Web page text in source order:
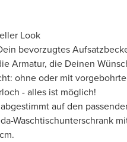
Look
bevorzugtes
Armatur, die Deinen
ohne oder mit
- alles ist möglich!
auf den
Waschtischunterschrank